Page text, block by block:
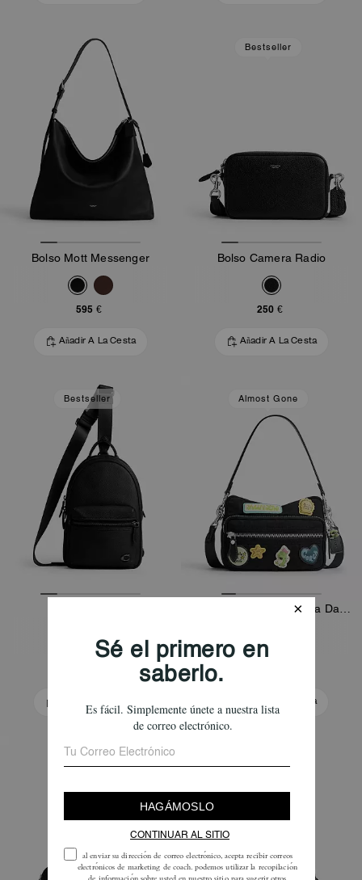
Bolso Mott Messenger
595 €
Añadir A La Cesta
Bestseller
Bolso Camera Radio
250 €
Añadir A La Cesta
Bestseller Almost Gone
Coach | Bolso Bandolera Dakota Brain Dead En Nylon Signature Con Parche
Añadir A La Cesta